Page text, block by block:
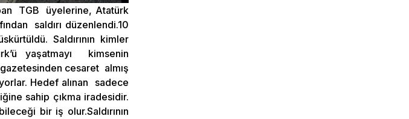
TGB üyelerine, Atatürk
saldırı düzenlendi.10
Saldırının kimler
yaşatmayı kimsenin
cesaret almış
Hedef alınan sadece
sahip çıkma iradesidir.
bir iş olur.Saldırının